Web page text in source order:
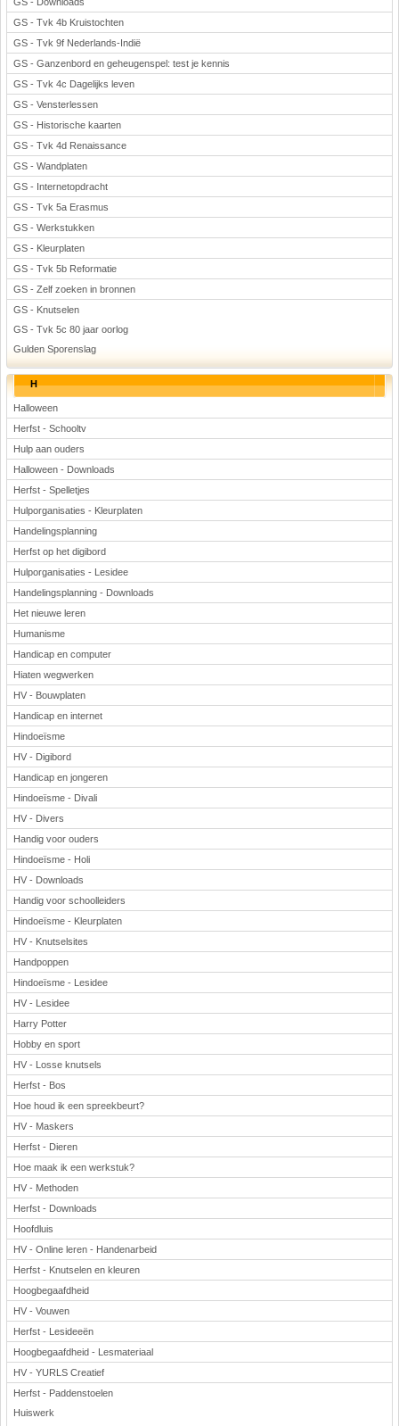
GS - Tvk 4b Kruistochten
GS - Tvk 9f Nederlands-Indië
GS - Ganzenbord en geheugenspel: test je kennis
GS - Tvk 4c Dagelijks leven
GS - Vensterlessen
GS - Historische kaarten
GS - Tvk 4d Renaissance
GS - Wandplaten
GS - Internetopdracht
GS - Tvk 5a Erasmus
GS - Werkstukken
GS - Kleurplaten
GS - Tvk 5b Reformatie
GS - Zelf zoeken in bronnen
GS - Knutselen
GS - Tvk 5c 80 jaar oorlog
Gulden Sporenslag
H
Halloween
Herfst - Schooltv
Hulp aan ouders
Halloween - Downloads
Herfst - Spelletjes
Hulporganisaties - Kleurplaten
Handelingsplanning
Herfst op het digibord
Hulporganisaties - Lesidee
Handelingsplanning - Downloads
Het nieuwe leren
Humanisme
Handicap en computer
Hiaten wegwerken
HV - Bouwplaten
Handicap en internet
Hindoeïsme
HV - Digibord
Handicap en jongeren
Hindoeïsme - Divali
HV - Divers
Handig voor ouders
Hindoeïsme - Holi
HV - Downloads
Handig voor schoolleiders
Hindoeïsme - Kleurplaten
HV - Knutselsites
Handpoppen
Hindoeïsme - Lesidee
HV - Lesidee
Harry Potter
Hobby en sport
HV - Losse knutsels
Herfst - Bos
Hoe houd ik een spreekbeurt?
HV - Maskers
Herfst - Dieren
Hoe maak ik een werkstuk?
HV - Methoden
Herfst - Downloads
Hoofdluis
HV - Online leren - Handenarbeid
Herfst - Knutselen en kleuren
Hoogbegaafdheid
HV - Vouwen
Herfst - Lesideeën
Hoogbegaafdheid - Lesmateriaal
HV - YURLS Creatief
Herfst - Paddenstoelen
Huiswerk